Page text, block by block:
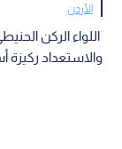
الأردن
اللواء الركن
والاستعداد ركيزة